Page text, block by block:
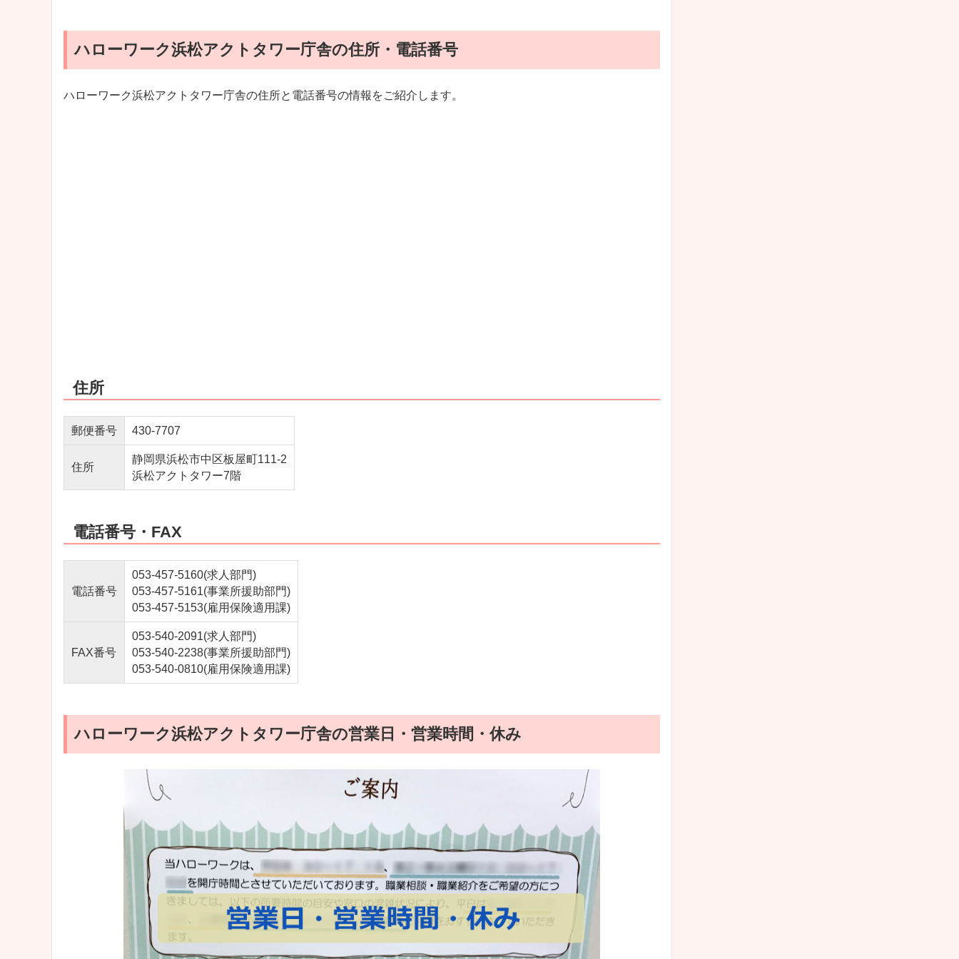
ハローワーク浜松アクトタワー庁舎の住所・電話番号
ハローワーク浜松アクトタワー庁舎の住所と電話番号の情報をご紹介します。
住所
郵便番号 430-7707
住所
静岡県浜松市中区板屋町111-2
浜松アクトタワー7階
電話番号・FAX
電話番号
053-457-5160(求人部門)
053-457-5161(事業所援助部門)
053-457-5153(雇用保険適用課)
FAX番号
053-540-2091(求人部門)
053-540-2238(事業所援助部門)
053-540-0810(雇用保険適用課)
ハローワーク浜松アクトタワー庁舎の営業日・営業時間・休み